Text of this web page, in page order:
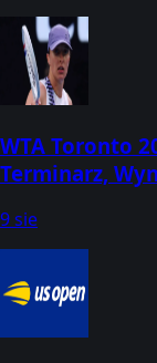
WTA Toronto
Terminarz,
9 sie